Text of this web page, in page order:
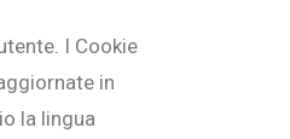
I Cookie
in
la lingua